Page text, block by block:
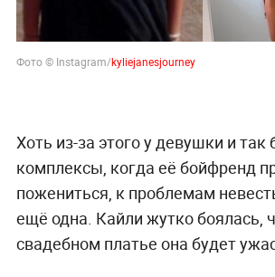
Фото © Instagram/kyliejanesjourney
Хоть из-за этого у девушки и так
комплексы, когда её бойфренд
пожениться, к проблемам
ещё одна. Кайли жутко боялась,
свадебном платье она будет